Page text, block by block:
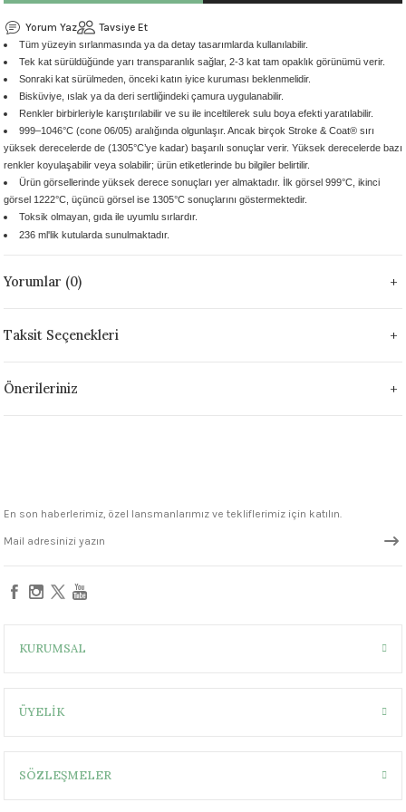
°C
°C
- 1222 °C
- 1046 °C
°C
1046 °C
- 1046 °C
°C
°C
Yorum Yaz Tavsiye Et
Tüm yüzeyin sırlanmasında ya da detay tasarımlarda kullanılabilir.
Tek kat sürüldüğünde yarı transparanlık sağlar, 2-3 kat tam opaklık görünümü verir.
Sonraki kat sürülmeden, önceki katın iyice kuruması beklenmelidir.
Bisküviye, ıslak ya da deri sertliğindeki çamura uygulanabilir.
Renkler birbirleriyle karıştırılabilir ve su ile inceltilerek sulu boya efekti yaratılabilir.
999–1046°C (cone 06/05) aralığında olgunlaşır. Ancak birçok Stroke & Coat® sırı
yüksek derecelerde de (1305°C’ye kadar) başarılı sonuçlar verir. Yüksek derecelerde bazı
renkler koyulaşabilir veya solabilir; ürün etiketlerinde bu bilgiler belirtilir.
Ürün görsellerinde yüksek derece sonuçları yer almaktadır. İlk görsel 999°C, ikinci
görsel 1222°C, üçüncü görsel ise 1305°C sonuçlarını göstermektedir.
Toksik olmayan, gıda ile uyumlu sırlardır.
236 ml'lik kutularda sunulmaktadır.
Yorumlar (0)
Taksit Seçenekleri
Önerileriniz
En son haberlerimiz, özel lansmanlarımız ve tekliflerimiz için katılın.
KURUMSAL
ÜYELİK
SÖZLEŞMELER